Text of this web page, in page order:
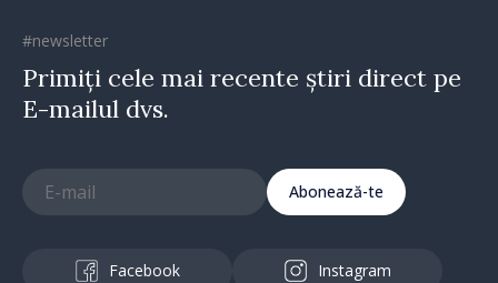
#newsletter
Primiți cele mai recente știri direct pe
E-mailul dvs.
Abonează-te
Facebook Instagram